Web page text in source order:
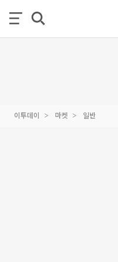
이투데이 마켓 일반